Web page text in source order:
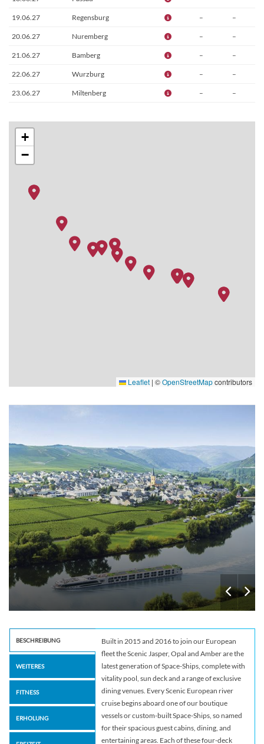
19.06.27 Regensburg – –
20.06.27 Nuremberg – –
21.06.27 Bamberg – –
22.06.27 Wurzburg – –
23.06.27 Miltenberg – –
25.06.27
+
−
Leaflet | ©OpenStreetMapcontributors
BESCHREIBUNG
WEITERES
FITNESS
ERHOLUNG
Built in 2015 and 2016 to join our European
fleet the Scenic Jasper, Opal and Amber are the
latest generation of Space-Ships, complete with
vitality pool, sun deck and a range of exclusive
dining venues. Every Scenic European river
cruise begins aboard one of our boutique
vessels or custom-built Space-Ships, so named
for their spacious guest cabins, dining, and
entertaining areas. Each of these four-deck